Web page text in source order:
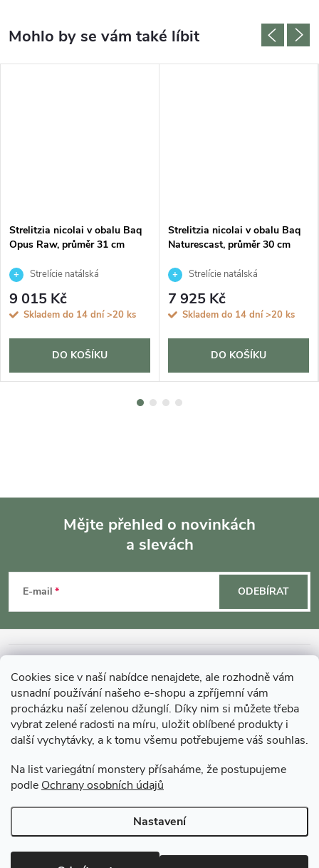
Cookies sice v naší nabídce nenajdete, ale rozhodně vám
usnadní používání našeho e-shopu a zpříjemní vám
procházku naší zelenou džunglí. Díky nim si můžete třeba
vybrat zelené radosti na míru, uložit oblíbené produkty i
další vychytávky, a k tomu všemu potřebujeme váš souhlas.
Na list variegátní monstery přísaháme, že postupujeme
podle Ochrany osobních údajů
Nastavení
Strelitzia nicolai v obalu Baq
Opus Raw, průměr 31 cm
Strelície natálská
9 015 Kč
Skladem do 14 dní >20 ks
DO KOŠÍKU
Strelitzia nicolai v obalu Baq
Naturescast, průměr 30 cm
Strelície natálská
7 925 Kč
Skladem do 14 dní >20 ks
DO KOŠÍKU
p
a
Mějte přehled o novinkách
a slevách
E-mail ODEBÍRAT
MOHLO BY VÁS ZAJÍMAT
O GARDNERS
Gardners Design - Projekt, realizace a údržba zahrad a interiérů
Copyright 2026Gardners-eshop.cz. Všechna práva vyhrazena.Upravit
nastavení cookies